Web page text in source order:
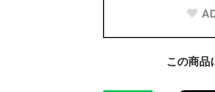
この商品